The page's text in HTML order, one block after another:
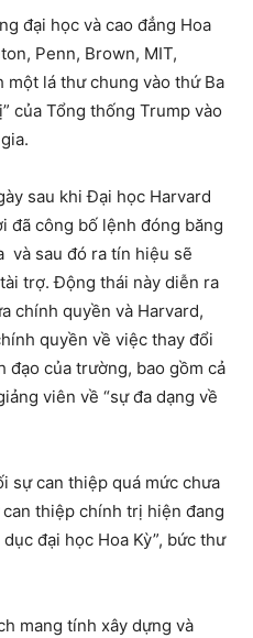
đại học và cao đẳng Hoa
Penn, Brown, MIT,
một lá thư chung vào thứ Ba
của Tổng thống Trump vào
sau khi Đại học Harvard
đã công bố lệnh đóng băng
và sau đó ra tín hiệu sẽ
trợ. Động thái này diễn ra
chính quyền và Harvard,
quyền về việc thay đổi
đạo của trường, bao gồm cả
viên về “sự đa dạng về
sự can thiệp quá mức chưa
thiệp chính trị hiện đang
đại học Hoa Kỳ”, bức thư
mang tính xây dựng và